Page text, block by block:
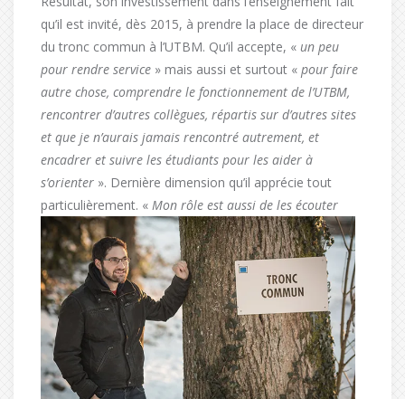
qu’il est invité, dès 2015, à prendre la place de directeur
du tronc commun à l’UTBM. Qu’il accepte, « un peu
pour rendre service » mais aussi et surtout « pour faire
autre chose, comprendre le fonctionnement de l’UTBM,
rencontrer d’autres collègues, répartis sur d’autres sites
et que je n’aurais jamais rencontré autrement, et
encadrer et suivre les étudiants pour les aider à
s’orienter ». Dernière dimension qu’il apprécie tout
particulièrement. « Mon rôle est aussi de les écouter